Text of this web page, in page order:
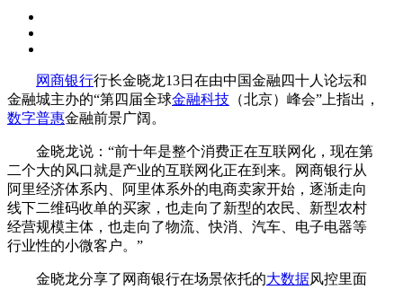
网商银行行长金晓龙13日在由中国金融四十人论坛和
金融城主办的“第四届全球金融科技 （北京）峰会”上指出，
数字普惠金融前景广阔。
金晓龙说：“前十年是整个消费正在互联网化，现在第
二个大的风口就是产业的互联网化正在到来。网商银行从
阿里经济体系内、阿里体系外的电商卖家开始，逐渐走向
线下二维码收单的买家，也走向了新型的农民、新型农村
经营规模主体，也走向了物流、快消、汽车、电子电器等
行业性的小微客户。”
金晓龙分享了网商银行在场景依托的大数据风控里面